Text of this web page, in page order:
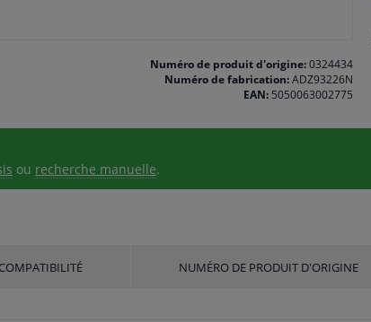
Numéro de produit d'origine:0324434
Numéro de fabrication:ADZ93226N
EAN:5050063002775
ou recherche manuelle.
COMPATIBILITÉ NUMÉRO DE PRODUIT D'ORIGINE